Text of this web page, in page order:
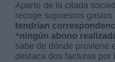
Aparte de la citada
recoge supuestos
tendrían
“ningún abono
sabe de dónde proviene
destaca dos facturas por